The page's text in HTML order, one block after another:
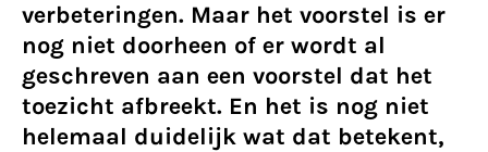
verbeteringen. Maar het voorstel is er
nog niet doorheen of er wordt al
geschreven aan een voorstel dat het
toezicht afbreekt. En het is nog niet
helemaal duidelijk wat dat betekent,